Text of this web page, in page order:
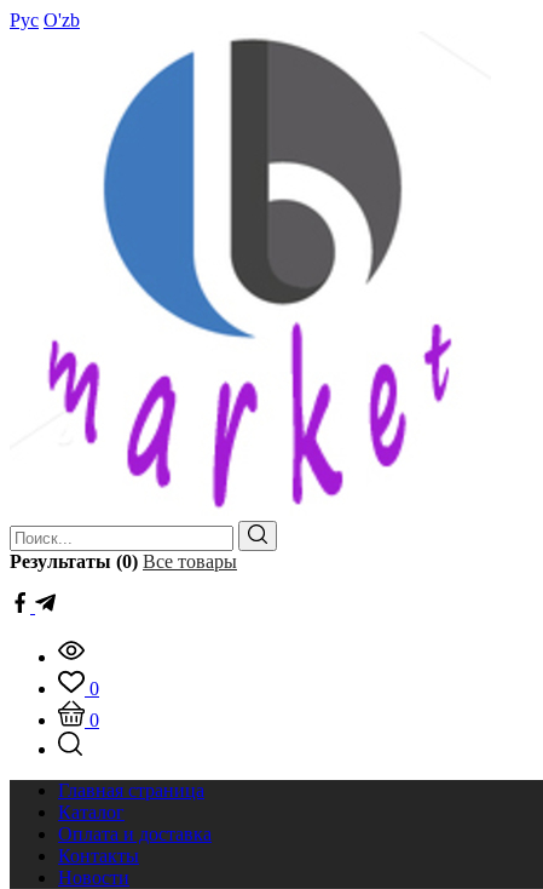
Рус O'zb
Результаты (0) Все товары
0
0
Главная страница
Каталог
Оплата и доставка
Контакты
Новости